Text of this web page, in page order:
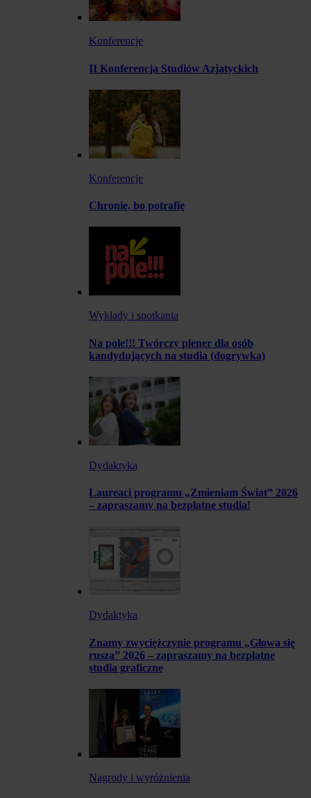
Konferencje
II Konferencja Studiów Azjatyckich
Konferencje
Chronię, bo potrafię
Wykłady i spotkania
Na pole!!! Twórczy plener dla osób
kandydujących na studia (dogrywka)
Dydaktyka
Laureaci programu „Zmieniam Świat” 2026
– zapraszamy na bezpłatne studia!
Dydaktyka
Znamy zwyciężczynie programu „Głowa się
rusza” 2026 – zapraszamy na bezpłatne
studia graficzne
Nagrody i wyróżnienia